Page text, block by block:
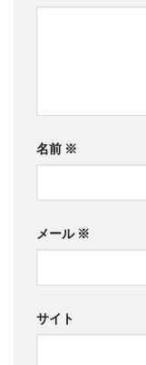
名前 ※
メール ※
サイト